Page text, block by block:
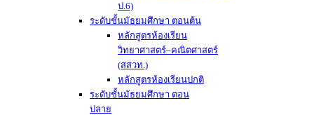
ป.6)
ระดับชั้นมัธยมศึกษา ตอนต้น
หลักสูตรห้องเรียน
วิทยาศาสตร์–คณิตศาสตร์
(สสวท.)
หลักสูตรห้องเรียนปกติ
ระดับชั้นมัธยมศึกษา ตอน
ปลาย